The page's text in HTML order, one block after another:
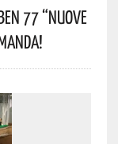
77 “NUOVE